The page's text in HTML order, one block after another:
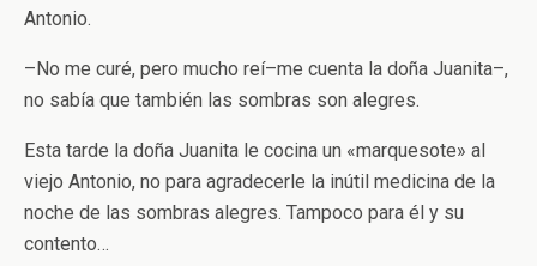
Antonio.
–No me curé, pero mucho reí–me cuenta la doña Juanita–,
no sabía que también las sombras son alegres.
Esta tarde la doña Juanita le cocina un «marquesote» al
viejo Antonio, no para agradecerle la inútil medicina de la
noche de las sombras alegres. Tampoco para él y su
contento…